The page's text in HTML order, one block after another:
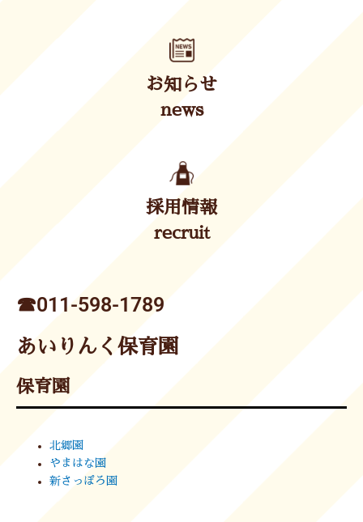
お知らせ
news
採用情報
recruit
☎︎011-598-1789
あいりんく保育園
保育園
北郷園
やまはな園
新さっぽろ園